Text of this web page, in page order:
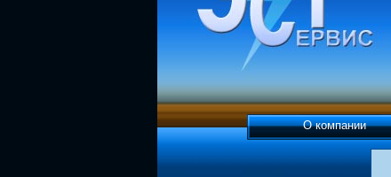
О компании